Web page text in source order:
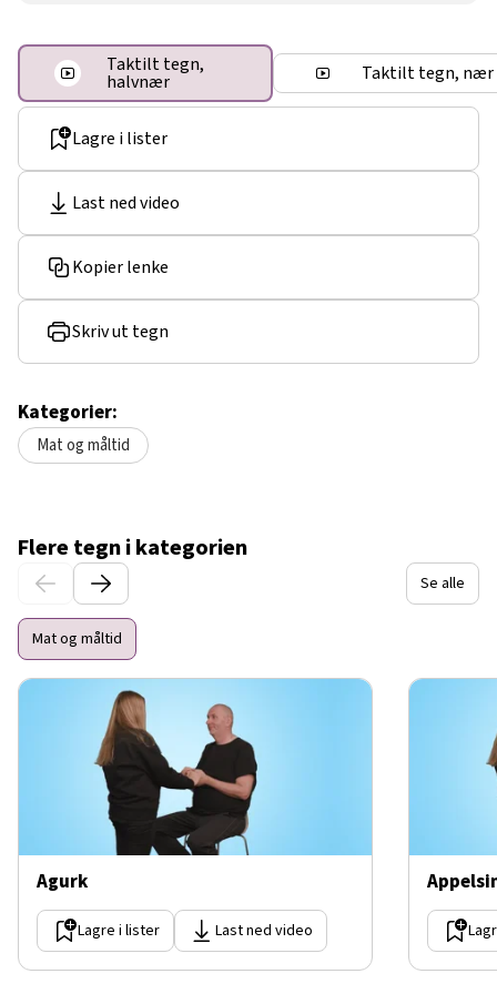
Lagre i lister
Last ned video
Kopier lenke
Skriv ut tegn
Kategorier:
Mat og måltid
Taktilt tegn,
halvnær Taktilt tegn, nær
Flere tegn i kategorien
Se alle
Mat og måltid
Agurk
Lagre i lister Last ned video